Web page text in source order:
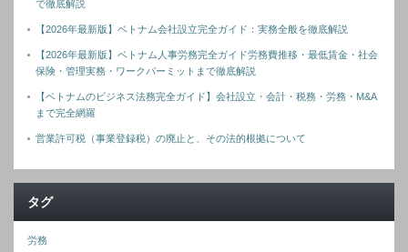
で徹底解説
【2026年最新版】ベトナム会社設立完全ガイド：実務全般を徹底解説
【2026年最新版】ベトナム人事労務完全ガイド労務費推移・最低賃金・社会
保険・管理実務・ワークパーミットまで徹底解説
【ベトナムのビジネス法務完全ガイド】会社設立・会計・税務・労務・M&A
まで完全網羅
営業許可税（事業登録税）の廃止と、その法的根拠について
タグ
労務